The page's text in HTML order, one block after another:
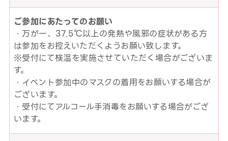
ご参加にあたってのお願い
・万が一、37.5℃以上の発熱や風邪の症状がある方
は参加をお控えいただくようお願い致します。
※受付にて検温を実施させていただく場合がございま
す。
・イベント参加中のマスクの着用をお願いする場合が
ございます。
・受付にてアルコール手消毒をお願いする場合がござ
います。